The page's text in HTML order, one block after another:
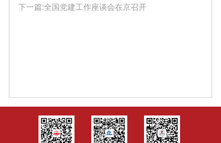
下一篇:全国党建工作座谈会在京召开